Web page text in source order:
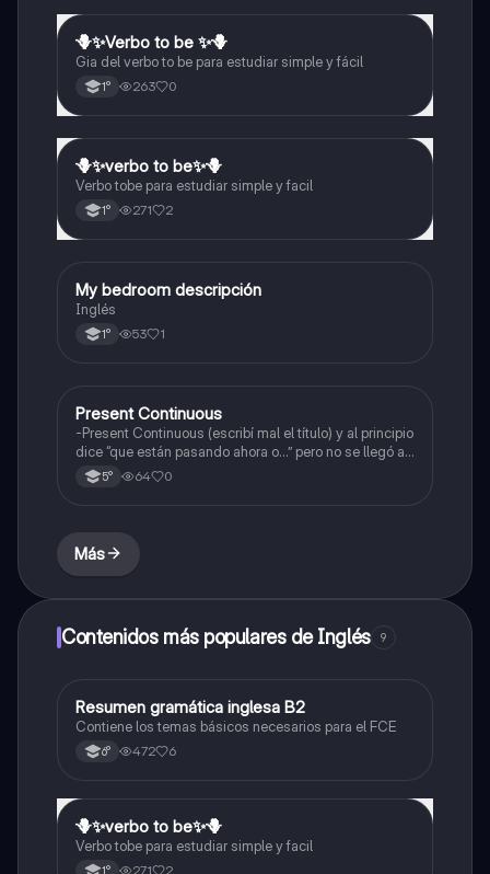
Inglés
🪻✨️Verbo to be ✨️🪻
Gia del verbo to be para estudiar simple y fácil
1° 263 0
Inglés
🪻✨️verbo to be✨️🪻
Verbo tobe para estudiar simple y facil
1° 271 2
Inglés
My bedroom descripción
Inglés
1° 53 1
Inglés
Present Continuous
-Present Continuous (escribí mal el título) y al principio
dice “que están pasando ahora o…” pero no se llegó a
ver 5° 64 0
Más
Contenidos más populares de Inglés 9
Inglés
Resumen gramática inglesa B2
Contiene los temas básicos necesarios para el FCE
6° 472 6
Inglés
🪻✨️verbo to be✨️🪻
Verbo tobe para estudiar simple y facil
1° 271 2